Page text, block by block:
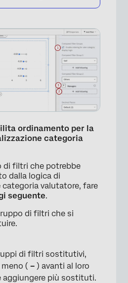
ordinamento per la
categoria
di filtri che potrebbe
dalla logica di
categoria valutatore, fare
seguente.
di filtri che si
di filtri sostitutivi,
( – ) avanti al loro
aggiungere più sostituti.